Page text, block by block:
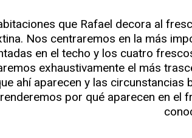
que Rafael decora al
Nos centraremos en la más
en el techo y los cuatro
exhaustivamente el más
ahí aparecen y las
por qué aparecen en